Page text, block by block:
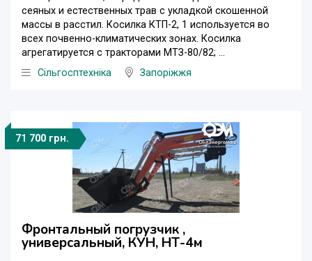
сеяных и естественных трав с укладкой скошенной
массы в расстил. Косилка КТП-2, 1 используется во
всех почвенно-климатических зонах. Косилка
агрегатируется с тракторами МТЗ-80/82; ...
Сільгосптехніка
Запоріжжя
71 700 грн.
Фронтальный погрузчик ,
универсальный, КУН, НТ-4м